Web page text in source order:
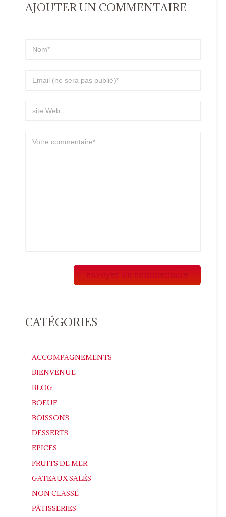
AJOUTER UN COMMENTAIRE
CATÉGORIES
ACCOMPAGNEMENTS
BIENVENUE
BLOG
BOEUF
BOISSONS
DESSERTS
EPICES
FRUITS DE MER
GATEAUX SALÉS
NON CLASSÉ
PÂTISSERIES